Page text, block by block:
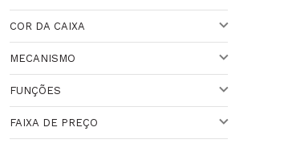
COR DA CAIXA
MECANISMO
QUARTZO
FUNÇÕES
CRONÔMETRO
FAIXA DE PREÇO